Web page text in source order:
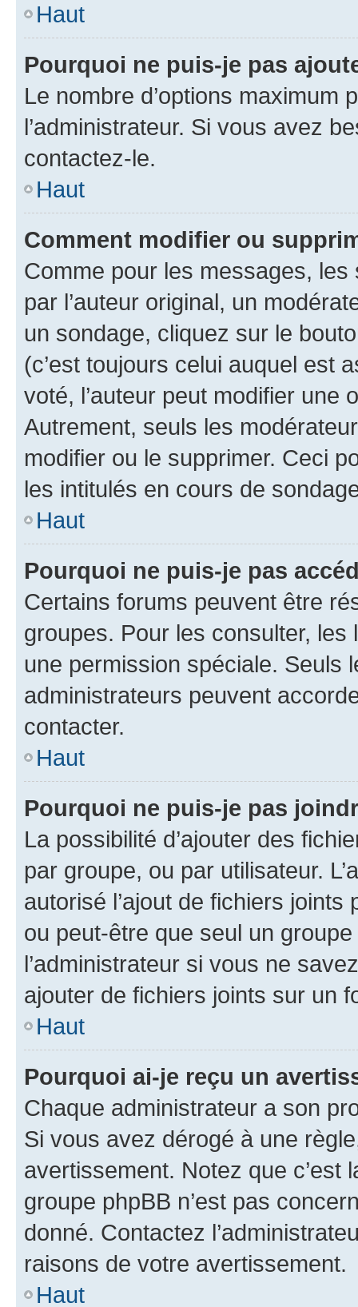
Haut
Pourquoi ne puis-je pas
Le nombre d’options maximum
l’administrateur. Si vous avez
contactez-le.
Haut
Comment modifier ou
Comme pour les messages,
par l’auteur original, un
un sondage, cliquez sur le
(c’est toujours celui auquel est
voté, l’auteur peut modifier une
Autrement, seuls les
modifier ou le supprimer. Ceci
les intitulés en cours de
Haut
Pourquoi ne puis-je pas
Certains forums peuvent être
groupes. Pour les consulter,
une permission spéciale. Seuls
administrateurs peuvent
contacter.
Haut
Pourquoi ne puis-je pas
La possibilité d’ajouter des
par groupe, ou par utilisateur.
autorisé l’ajout de fichiers
ou peut-être que seul un
l’administrateur si vous ne
ajouter de fichiers joints sur un
Haut
Pourquoi ai-je reçu un
Chaque administrateur a son
Si vous avez dérogé à une
avertissement. Notez que c’est
groupe phpBB n’est pas
donné. Contactez
raisons de votre avertissement.
Haut